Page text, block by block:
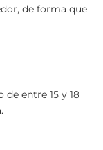
de forma que
entre 15 y 18